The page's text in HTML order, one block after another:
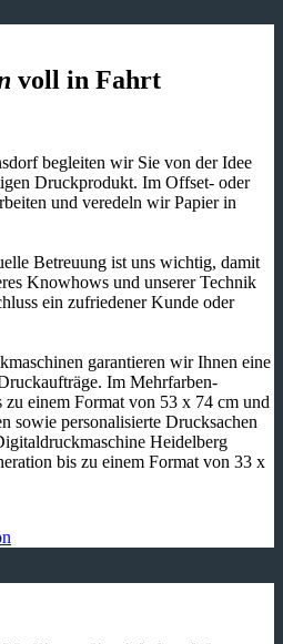
voll in Fahrt
begleiten wir Sie von der Idee
Druckprodukt. Im Offset- oder
und veredeln wir Papier in
Betreuung ist uns wichtig, damit
Knowhows und unserer Technik
ein zufriedener Kunde oder
garantieren wir Ihnen eine
Im Mehrfarben-
einem Format von 53 x 74 cm und
sowie personalisierte Drucksachen
Heidelberg
bis zu einem Format von 33 x